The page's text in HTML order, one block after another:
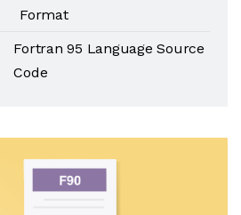
Format
Fortran 95 Language Source
Code